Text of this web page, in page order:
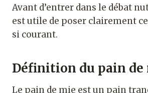
Avant d’entrer dans le débat
est utile de poser clairement ce
si courant.
Définition du pain de
Le pain de mie est un pain